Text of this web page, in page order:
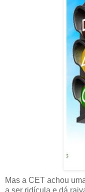
Mas a CET achou
a ser ridícula e dá